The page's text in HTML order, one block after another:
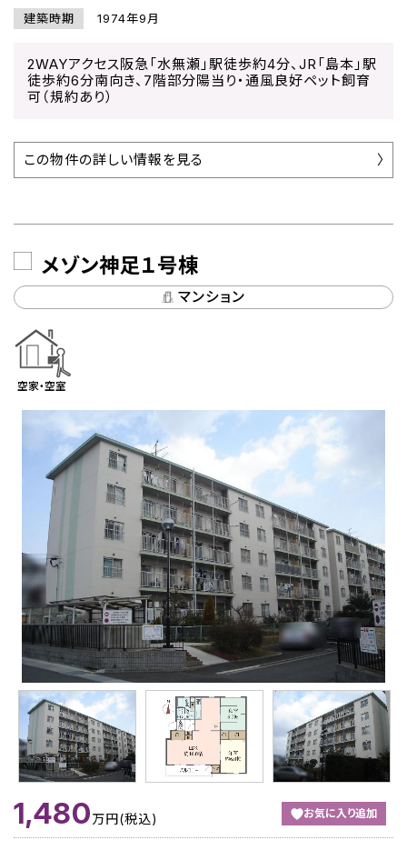
建築時期 1974年9月
2WAYアクセス阪急「水無瀬」駅徒歩約4分、JR「島本」駅
徒歩約6分南向き、7階部分陽当り・通風良好ペット飼育
可（規約あり）
この物件の詳しい情報を見る
メゾン神足１号棟
マンション
空家・空室
お気に入り追加
1,480万円(税込)